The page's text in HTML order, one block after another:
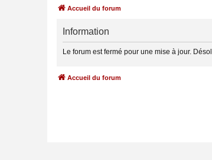
Accueil du forum
Information
Le forum est fermé pour une mise à jour.
Accueil du forum